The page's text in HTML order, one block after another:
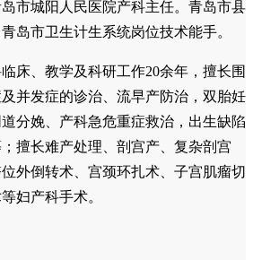
市城阳人民医院产科主任。青岛市县
岛市卫生计生系统岗位技术能手。
床、教学及科研工作20余年，擅长围
并发症的诊治、流早产防治，双胎妊
分娩、产科急危重症救治，出生缺陷
擅长难产处理、剖宫产、复杂剖宫
外倒转术、宫颈环扎术、子宫肌瘤切
妇产科手术。